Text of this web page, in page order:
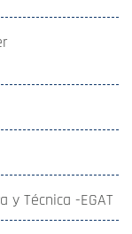
Técnica -EGAT